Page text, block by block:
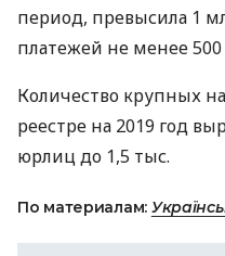
период, превысила 1
платежей не менее 500
Количество крупных
реестре на 2019 год
юрлиц до 1,5 тыс.
По материалам: